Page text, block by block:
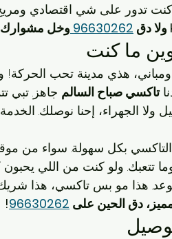
كنت تدور على شي اقتصادي
96630262 وخل مشوارك
ما كنت
هذي مدينة تحب الحركة!
تاكسي صباح السالم جاهز. تبي
ولا الجهراء، إحنا نوصلك.
بكل سهولة. سواء من
تتعبك. ولو كنت من اللي
هذا مو بس تاكسي، هذا
دق الحين على 96630262
!